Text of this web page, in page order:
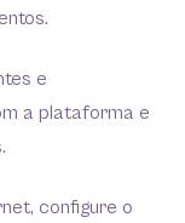
e
a plataforma e
configure o